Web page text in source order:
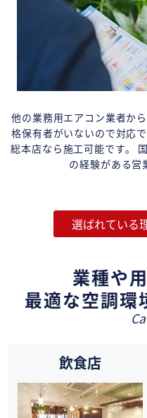
他の業務用エアコン業者か
格保有者がいないので対応
総本店なら施工可能です。
の経験がある営
選ばれている
業種や
最適な空調環
飲食店